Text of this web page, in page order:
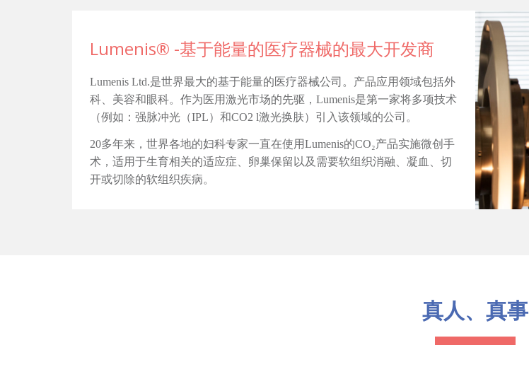
Lumenis® -基于能量的医疗器械的最大开发商
Lumenis Ltd.是世界最大的基于能量的医疗器械公司。产品应用领域包括外
科、美容和眼科。作为医用激光市场的先驱，Lumenis是第一家将多项技术
（例如：强脉冲光（IPL）和CO2 l激光换肤）引入该领域的公司。
20多年来，世界各地的妇科专家一直在使用Lumenis的CO₂产品实施微创手
术，适用于生育相关的适应症、卵巢保留以及需要软组织消融、凝血、切
开或切除的软组织疾病。
真人、真事